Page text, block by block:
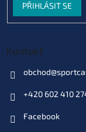
PŘIHLÁSIT SE
Kontakt
obchod@
+420 602 410
Facebook